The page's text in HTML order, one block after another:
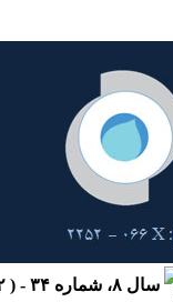
سال ۸، شماره ۳۴ - ( ۱۲-۱۳۹۵ )